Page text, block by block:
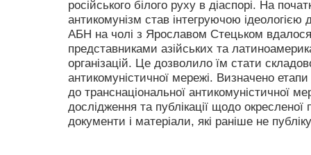
російського білого руху в діаспорі. На
антикомунізм став інтегруючою
АБН на чолі з Ярославом Стецьком вдалося
представниками азійських та
організацій. Це дозволило їм стати
антикомуністичної мережі. Визначено
до транснаціональної антикомуністичної
дослідження та публікації щодо
документи і матеріали, які раніше не